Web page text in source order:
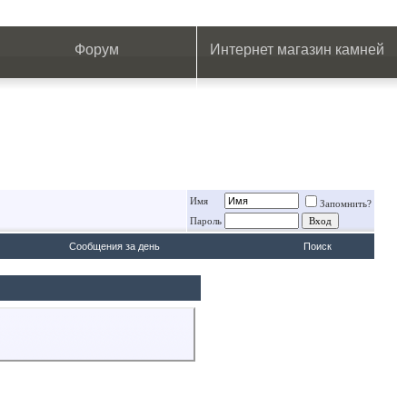
Форум Интернет магазин камней
Имя
Запомнить?
Пароль
Сообщения за день Поиск